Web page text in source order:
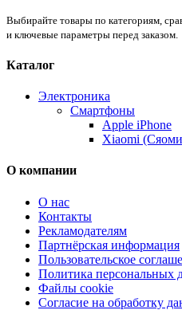
Выбирайте товары по категориям,
и ключевые параметры перед заказом.
Каталог
Электроника
Смартфоны
Apple iPhone
Xiaomi
О компании
О нас
Контакты
Рекламодателям
Партнёрская информация
Пользовательское
Политика персональных
Файлы cookie
Согласие на обработку